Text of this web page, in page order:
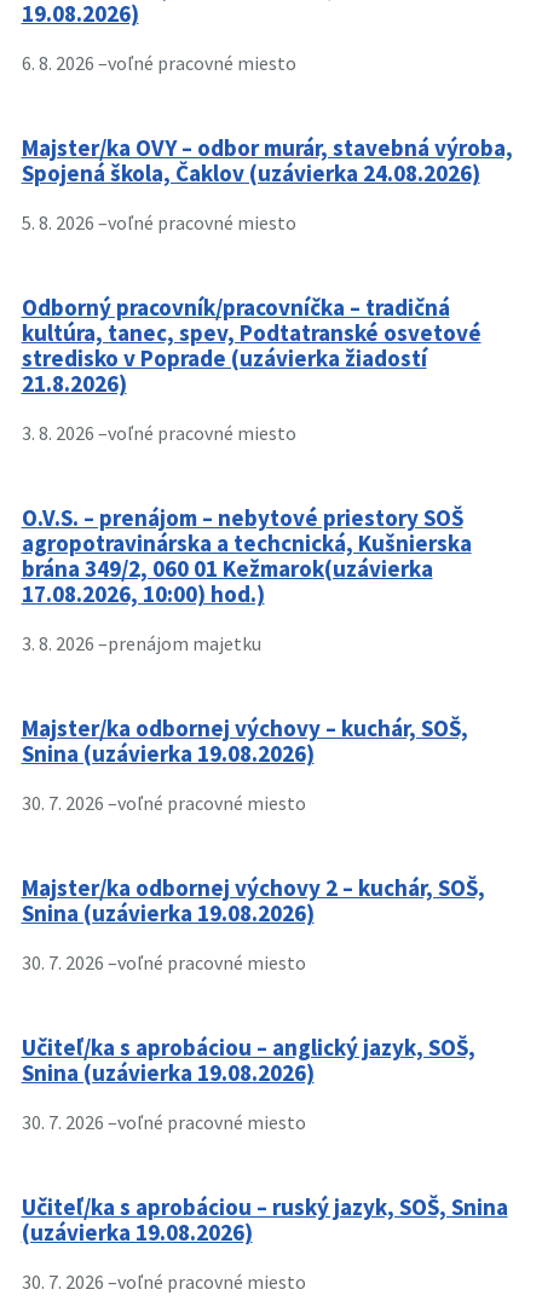
19.08.2026)
6. 8. 2026 –voľné pracovné miesto
Majster/ka OVY – odbor murár, stavebná výroba,
Spojená škola, Čaklov (uzávierka 24.08.2026)
5. 8. 2026 –voľné pracovné miesto
Odborný pracovník/pracovníčka – tradičná
kultúra, tanec, spev, Podtatranské osvetové
stredisko v Poprade (uzávierka žiadostí
21.8.2026)
3. 8. 2026 –voľné pracovné miesto
O.V.S. – prenájom – nebytové priestory SOŠ
agropotravinárska a techcnická, Kušnierska
brána 349/2, 060 01 Kežmarok(uzávierka
17.08.2026, 10:00) hod.)
3. 8. 2026 –prenájom majetku
Majster/ka odbornej výchovy – kuchár, SOŠ,
Snina (uzávierka 19.08.2026)
30. 7. 2026 –voľné pracovné miesto
Majster/ka odbornej výchovy 2 – kuchár, SOŠ,
Snina (uzávierka 19.08.2026)
30. 7. 2026 –voľné pracovné miesto
Učiteľ/ka s aprobáciou – anglický jazyk, SOŠ,
Snina (uzávierka 19.08.2026)
30. 7. 2026 –voľné pracovné miesto
Učiteľ/ka s aprobáciou – ruský jazyk, SOŠ, Snina
(uzávierka 19.08.2026)
30. 7. 2026 –voľné pracovné miesto